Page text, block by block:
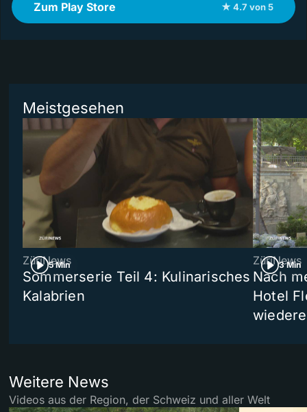
Zum Play Store ★ 4.7 von 5
Meistgesehen
5 Min
ZüriNews
Sommerserie Teil 4: Kulinarisches
Kalabrien
3 Min
ZüriNews
Nach
Hotel
Weitere News
Videos aus der Region, der Schweiz und aller Welt